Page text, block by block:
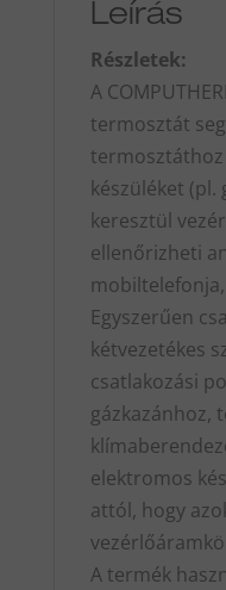
Leírás
Részletek:
A
termosztát
készüléket (pl.
keresztül
ellenőrizheti
Egyszerűen
kétvezetékes
csatlakozási
gázkazánhoz,
elektromos
attól, hogy
A termék